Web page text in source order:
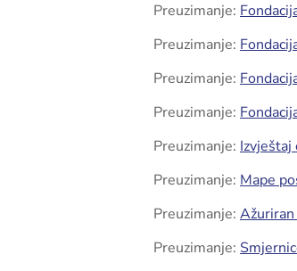
Preuzimanje:
Preuzimanje:
Preuzimanje:
Preuzimanje:
Preuzimanje: Izvještaj
Preuzimanje: Mape
Preuzimanje:
Preuzimanje: